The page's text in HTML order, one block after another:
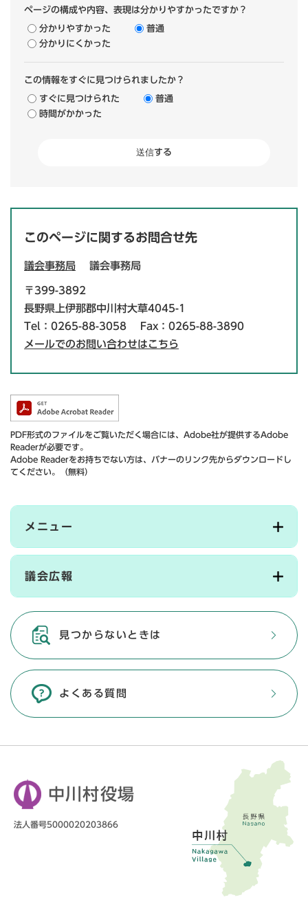
ページの構成や内容、表現は分かりやすかったですか？
分かりやすかった
普通
分かりにくかった
この情報をすぐに見つけられましたか？
すぐに見つけられた
普通
時間がかかった
このページに関するお問合せ先
議会事務局 議会事務局
〒399-3892
長野県上伊那郡中川村大草4045-1
Tel：0265-88-3058
Fax：0265-88-3890
メールでのお問い合わせはこちら
PDF形式のファイルをご覧いただく場合には、Adobe社が提供するAdobe
Readerが必要です。
Adobe Readerをお持ちでない方は、バナーのリンク先からダウンロードし
てください。（無料）
メニュー
議会広報
見つからないときは
よくある質問
中川村役場
法人番号5000020203866